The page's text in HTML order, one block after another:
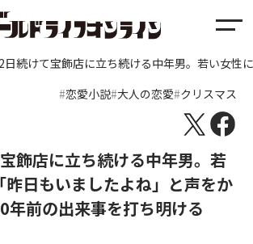
メ
ニ
ュ
ー
2日続けて宝飾店に立ち続ける中年男。若い女
恋愛小説 大人の恋愛 クリスマス
飾店に立ち続ける中年男。若
昨日もいましたよね」と声をか
年前の出来事を打ち明ける